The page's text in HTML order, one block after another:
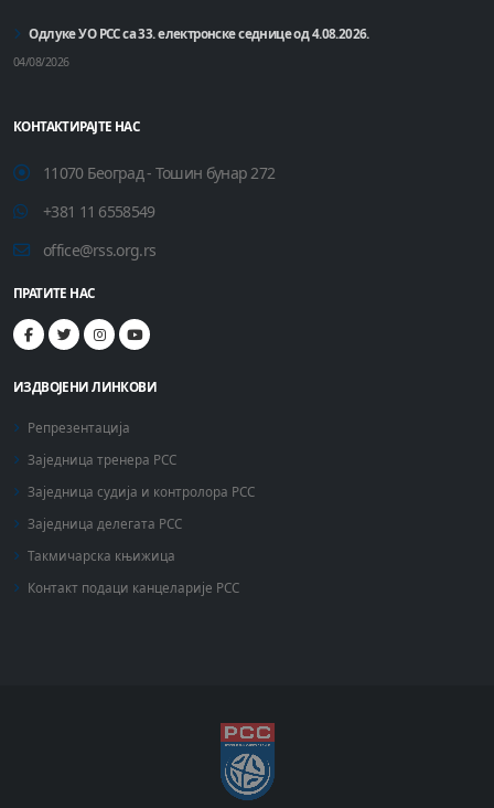
Одлуке УО РСС са 33. електронске седнице од 4.08.2026.
04/08/2026
КОНТАКТИРАЈТЕ НАС
11070 Београд - Тошин бунар 272
+381 11 6558549
office@rss.org.rs
ПРАТИТЕ НАС
ИЗДВОЈЕНИ ЛИНКОВИ
Репрезентација
Заједница тренера РСС
Заједница судија и контролора РСС
Заједница делегата РСС
Такмичарска књижица
Контакт подаци канцеларије РСС